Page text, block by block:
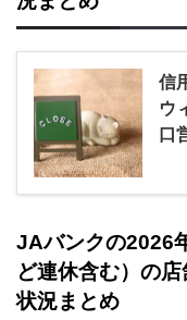
信
ウ
口
JAバンクの2026
ど連休含む）の
状況まとめ